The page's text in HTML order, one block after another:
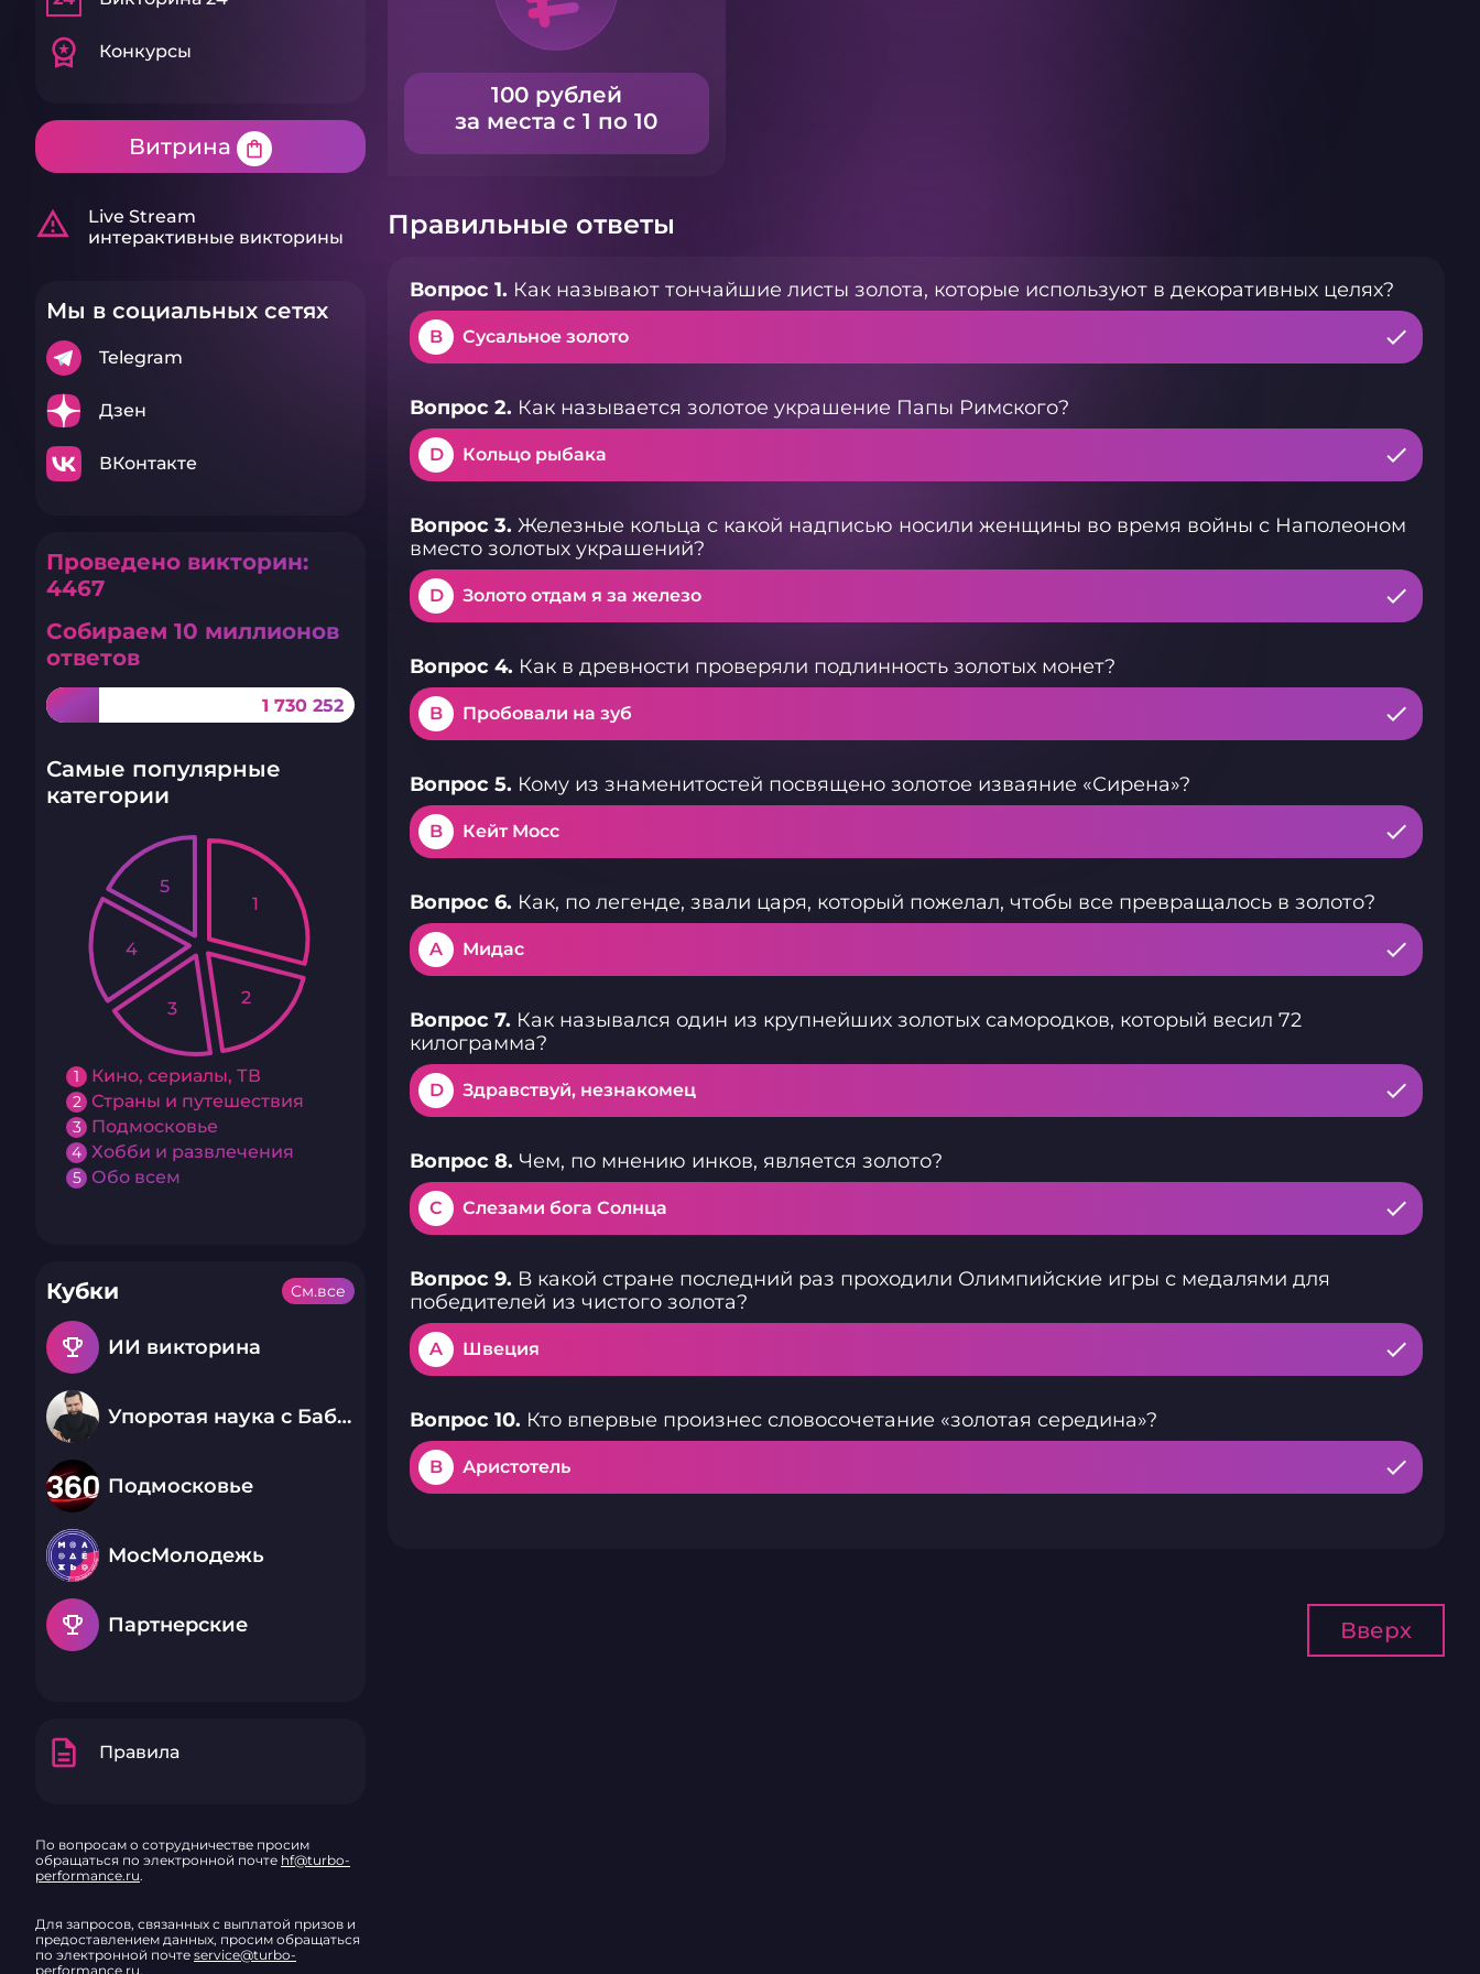
workspace_premium Конкурсы
Витрина shopping_bag
warning_amber
Live Stream
интерактивные викторины
Мы в социальных сетях
Telegram
Дзен
ВКонтакте
Проведено викторин:
4467
Собираем 10 миллионов
ответов
1 730 252
Самые популярные
категории
1 Кино, сериалы, ТВ
2 Страны и путешествия
3 Подмосковье
4 Хобби и развлечения
5 Обо всем
1
2
3
4
5
Кубки
emoji_events ИИ викторина
Упоротая наука с Бабаем Лютым
Подмосковье
МосМолодежь
emoji_events Партнерские
См.все
description Правила
По вопросам о сотрудничестве просим
обращаться по электронной почте hf@turbo-
performance.ru.
Для запросов, связанных с выплатой призов и
предоставлением данных, просим обращаться
по электронной почте service@turbo-
performance.ru.
100 рублей
за места с 1 по 10
Правильные ответы
Вопрос 1. Как называют тончайшие листы золота, которые используют в декоративных целях?
B Сусальное золото
Вопрос 2. Как называется золотое украшение Папы Римского?
D Кольцо рыбака
Вопрос 3. Железные кольца с какой надписью носили женщины во время войны с Наполеоном
вместо золотых украшений?
D Золото отдам я за железо
Вопрос 4. Как в древности проверяли подлинность золотых монет?
B Пробовали на зуб
Вопрос 5. Кому из знаменитостей посвящено золотое изваяние «Сирена»?
B Кейт Мосс
Вопрос 6. Как, по легенде, звали царя, который пожелал, чтобы все превращалось в золото?
A Мидас
Вопрос 7. Как назывался один из крупнейших золотых самородков, который весил 72
килограмма?
D Здравствуй, незнакомец
Вопрос 8. Чем, по мнению инков, является золото?
C Слезами бога Солнца
Вопрос 9. В какой стране последний раз проходили Олимпийские игры с медалями для
победителей из чистого золота?
A Швеция
Вопрос 10. Кто впервые произнес словосочетание «золотая середина»?
B Аристотель
Вверх